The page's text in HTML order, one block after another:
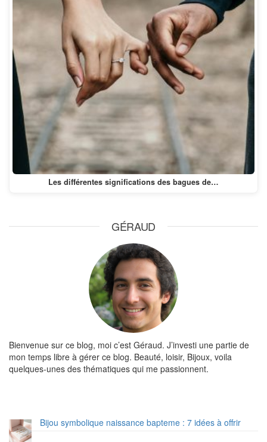
Les différentes significations des bagues de…
GÉRAUD
Bienvenue sur ce blog, moi c’est Géraud. J’investi une partie de
mon temps libre à gérer ce blog. Beauté, loisir, Bijoux, voila
quelques-unes des thématiques qui me passionnent.
Bijou symbolique naissance bapteme : 7 idées à offrir